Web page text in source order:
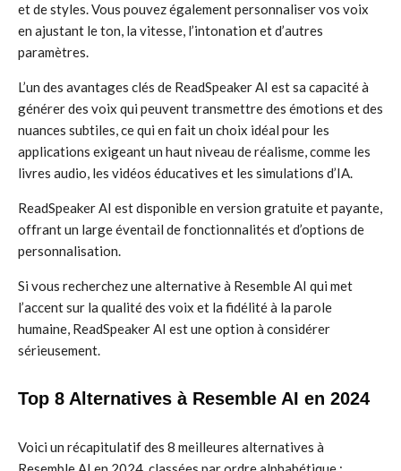
et de styles. Vous pouvez également personnaliser vos voix
en ajustant le ton, la vitesse, l’intonation et d’autres
paramètres.
L’un des avantages clés de ReadSpeaker AI est sa capacité à
générer des voix qui peuvent transmettre des émotions et des
nuances subtiles, ce qui en fait un choix idéal pour les
applications exigeant un haut niveau de réalisme, comme les
livres audio, les vidéos éducatives et les simulations d’IA.
ReadSpeaker AI est disponible en version gratuite et payante,
offrant un large éventail de fonctionnalités et d’options de
personnalisation.
Si vous recherchez une alternative à Resemble AI qui met
l’accent sur la qualité des voix et la fidélité à la parole
humaine, ReadSpeaker AI est une option à considérer
sérieusement.
Top 8 Alternatives à Resemble AI en 2024
Voici un récapitulatif des 8 meilleures alternatives à